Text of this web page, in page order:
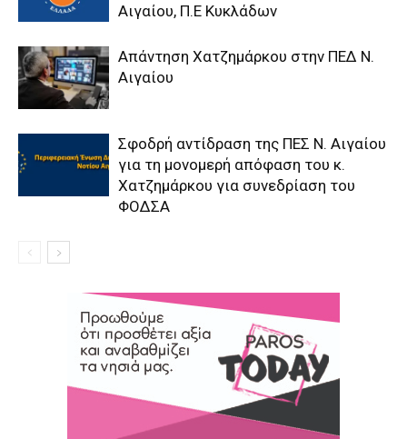
Αιγαίου, Π.Ε Κυκλάδων
Απάντηση Χατζημάρκου στην ΠΕΔ Ν.
Αιγαίου
Σφοδρή αντίδραση της ΠΕΣ Ν. Αιγαίου
για τη μονομερή απόφαση του κ.
Χατζημάρκου για συνεδρίαση του
ΦΟΔΣΑ